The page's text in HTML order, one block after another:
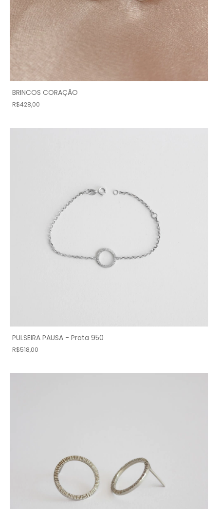
BRINCOS CORAÇÃO
R$428,00
PULSEIRA PAUSA - Prata 950
R$518,00